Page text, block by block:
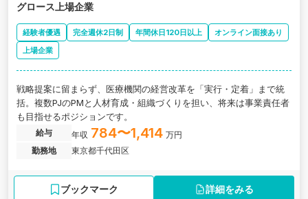
グロース上場企業
経験者優遇 完全週休2日制 年間休日120日以上
オンライン面接あり
上場企業
戦略提案に留まらず、医療機関の経営改革を「実行・定着」まで統
括。複数PJのPMと人材育成・組織づくりを担い、将来は事業責任者
も目指せるポジションです。
給与 年収 784〜1,414 万円
勤務地
東京都千代田区
ブックマーク 詳細をみる